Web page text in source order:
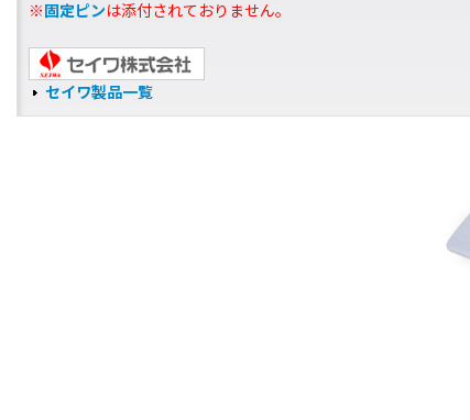
※固定ピンは添付されておりません。
セイワ製品一覧